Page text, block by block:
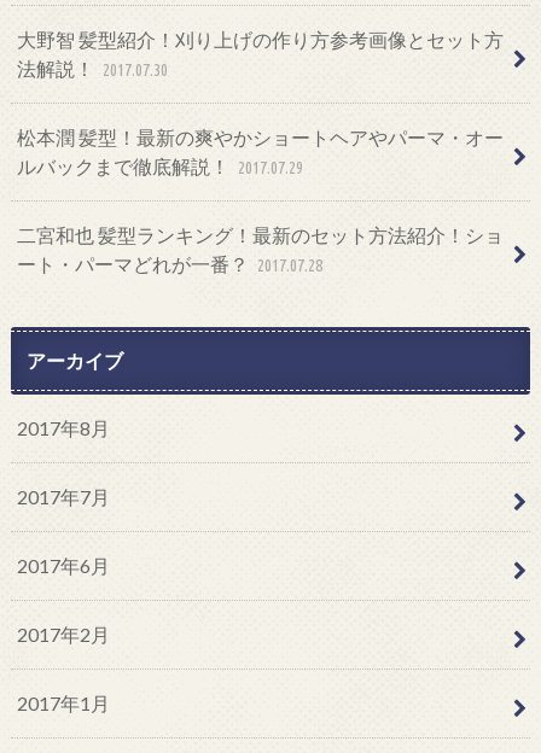
大野智 髪型紹介！刈り上げの作り方参考画像とセット方
法解説！
2017.07.30
松本潤 髪型！最新の爽やかショートヘアやパーマ・オー
ルバックまで徹底解説！
2017.07.29
二宮和也 髪型ランキング！最新のセット方法紹介！ショ
ート・パーマどれが一番？
2017.07.28
アーカイブ
2017年8月
2017年7月
2017年6月
2017年2月
2017年1月